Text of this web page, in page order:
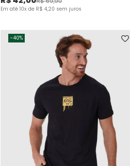
Em até 10x de R$ 4,20 sem juros
-40%